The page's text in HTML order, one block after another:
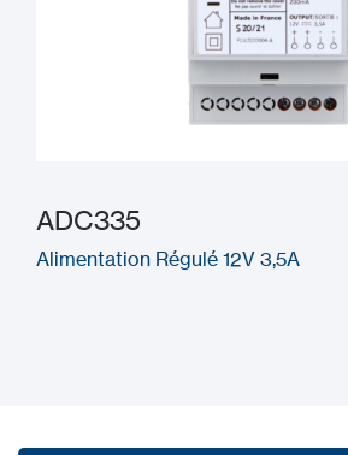
ADC335
Alimentation Régulé 12V 3,5A